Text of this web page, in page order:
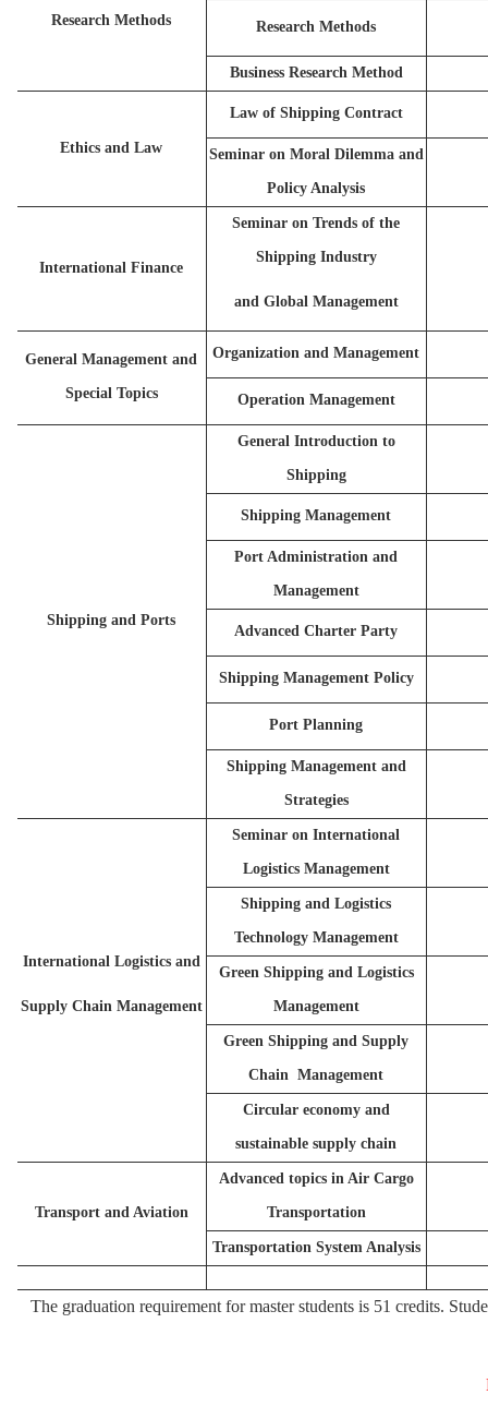
Research Methods Research Methods
Business Research Method
Ethics and Law
Law of Shipping Contract
Seminar on Moral Dilemma and
Policy Analysis
International Finance
Seminar on Trends of the
Shipping Industry
and Global Management
General Management and
Special Topics
Organization and Management
Operation Management
Shipping and Ports
General Introduction to
Shipping
Shipping Management
Port Administration and
Management
Advanced Charter Party
Shipping Management Policy
Port Planning
Shipping Management and
Strategies
International Logistics and
Supply Chain Management
Seminar on International
Logistics Management
Shipping and Logistics
Technology Management
Green Shipping and Logistics
Management
Green Shipping and Supply
Chain Management
Circular economy and
sustainable supply chain
Transport and Aviation
Advanced topics in Air Cargo
Transportation
Transportation System Analysis
The graduation requirement for master students is 51 credits.